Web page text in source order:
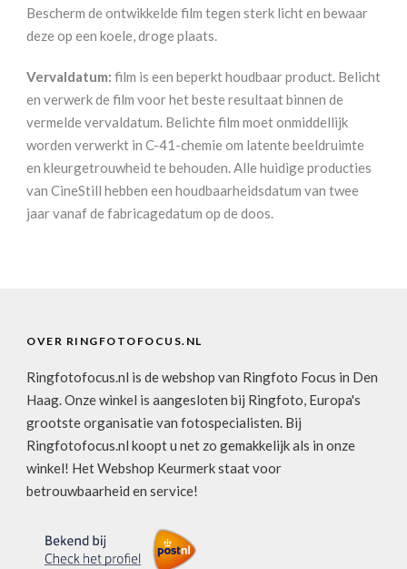
Bescherm de ontwikkelde film tegen sterk licht en bewaar
deze op een koele, droge plaats.
Vervaldatum: film is een beperkt houdbaar product. Belicht
en verwerk de film voor het beste resultaat binnen de
vermelde vervaldatum. Belichte film moet onmiddellijk
worden verwerkt in C-41-chemie om latente beeldruimte
en kleurgetrouwheid te behouden. Alle huidige producties
van CineStill hebben een houdbaarheidsdatum van twee
jaar vanaf de fabricagedatum op de doos.
OVER RINGFOTOFOCUS.NL
Ringfotofocus.nl is de webshop van Ringfoto Focus in Den
Haag. Onze winkel is aangesloten bij Ringfoto, Europa's
grootste organisatie van fotospecialisten. Bij
Ringfotofocus.nl koopt u net zo gemakkelijk als in onze
winkel! Het Webshop Keurmerk staat voor
betrouwbaarheid en service!